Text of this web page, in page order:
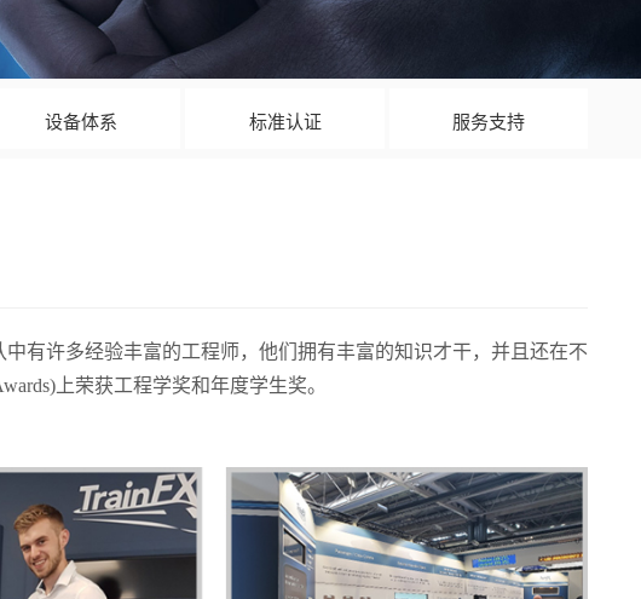
设备体系 标准认证 服务支持
有许多经验丰富的工程师，他们拥有丰富的知识才干，并且还在不
上荣获工程学奖和年度学生奖。